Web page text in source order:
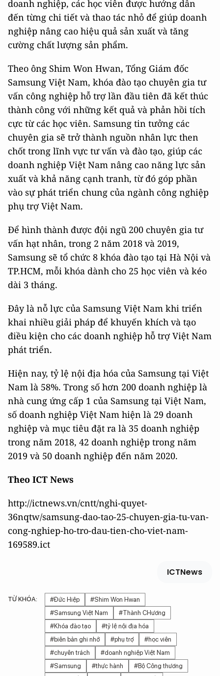
doanh nghiệp, các học viên được hướng dẫn
đến từng chi tiết và thao tác nhỏ để giúp doanh
nghiệp nâng cao hiệu quả sản xuất và tăng
cường chất lượng sản phẩm.
Theo ông Shim Won Hwan, Tổng Giám đốc
Samsung Việt Nam, khóa đào tạo chuyên gia tư
vấn công nghiệp hỗ trợ lần đầu tiên đã kết thúc
thành công với những kết quả và phản hồi tích
cực từ các học viên. Samsung tin tưởng các
chuyên gia sẽ trở thành nguồn nhân lực then
chốt trong lĩnh vực tư vấn và đào tạo, giúp các
doanh nghiệp Việt Nam nâng cao năng lực sản
xuất và khả năng cạnh tranh, từ đó góp phần
vào sự phát triển chung của ngành công nghiệp
phụ trợ Việt Nam.
Để hình thành được đội ngũ 200 chuyên gia tư
vấn hạt nhân, trong 2 năm 2018 và 2019,
Samsung sẽ tổ chức 8 khóa đào tạo tại Hà Nội và
TP.HCM, mỗi khóa dành cho 25 học viên và kéo
dài 3 tháng.
Đây là nỗ lực của Samsung Việt Nam khi triển
khai nhiều giải pháp để khuyến khích và tạo
điều kiện cho các doanh nghiệp hỗ trợ Việt Nam
phát triển.
Hiện nay, tỷ lệ nội địa hóa của Samsung tại Việt
Nam là 58%. Trong số hơn 200 doanh nghiệp là
nhà cung ứng cấp 1 của Samsung tại Việt Nam,
số doanh nghiệp Việt Nam hiện là 29 doanh
nghiệp và mục tiêu đặt ra là 35 doanh nghiệp
trong năm 2018, 42 doanh nghiệp trong năm
2019 và 50 doanh nghiệp đến năm 2020.
Theo ICT News
http://ictnews.vn/cntt/nghi-quyet-
36nqtw/samsung-dao-tao-25-chuyen-gia-tu-van-
cong-nghiep-ho-tro-dau-tien-cho-viet-nam-
169589.ict
ICTNews
TỪ KHÓA: #Đức Hiệp
#Shim Won Hwan
#Samsung Việt Nam
#Thành CHương
#Khóa đào tạo
#tỷ lệ nội địa hóa
#biên bản ghi nhớ
#phụ trợ
#học viên
#chuyên trách
#doanh nghiệp Việt Nam
#Samsung
#thực hành
#Bộ Công thương